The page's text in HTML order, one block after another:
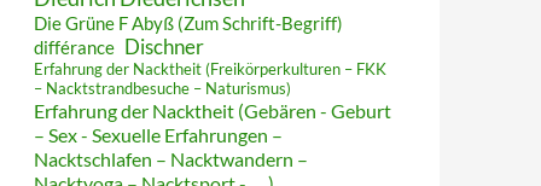
Die Grüne F Abyß (Zum Schrift-Begriff)
différance
Dischner
Erfahrung der Nacktheit (Freikörperkulturen – FKK
– Nacktstrandbesuche – Naturismus)
Erfahrung der Nacktheit (Gebären - Geburt
– Sex - Sexuelle Erfahrungen –
Nacktschlafen – Nacktwandern –